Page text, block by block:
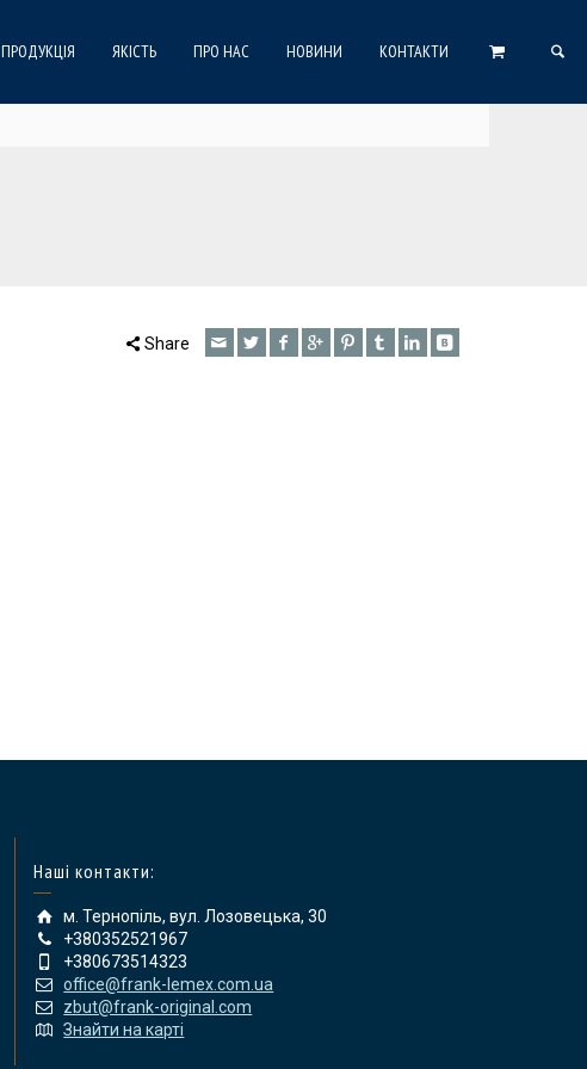
ПРОДУКЦІЯ ЯКІСТЬ ПРО НАС НОВИНИ КОНТАКТИ
Share
Наші контакти:
м. Тернопіль, вул. Лозовецька, 30
+380352521967
+380673514323
office@frank-lemex.com.ua
zbut@frank-original.com
Знайти на карті